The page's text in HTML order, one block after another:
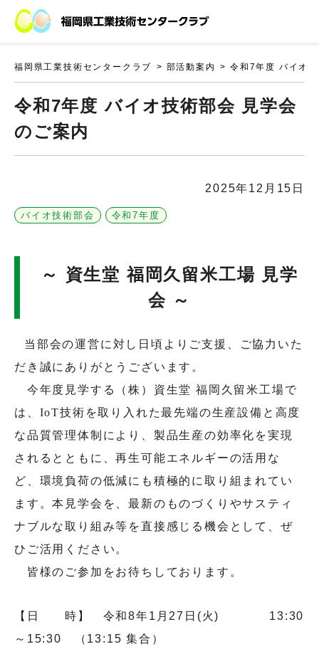
福岡県工業技術センタークラブ 部活動案内 令和7年度 バイオ
令和7年度 バイオ技術部会 見学会
のご案内
2025年12月15日
バイオ技術部会 令和7年度
～ 資生堂 福岡久留米工場 見学
会 ～
当部会の運営に対し日頃よりご支援、ご協力いた
だき誠にありがとうございます。
今年度見学する（株）資生堂 福岡久留米工場で
は、 IoT技術を取り入れた最先端の生産設備と高度
な品質管理体制により、製品生産の効率化を実現
されるとともに、再生可能エネルギーの活用な
ど、環境負荷の低減にも積極的に取り組まれてい
ます。本見学会を、最新のものづくりやサスティ
ナブルな取り組み等を直接感じる機会として、ぜ
ひご活用ください。
皆様のご参加をお待ちしております。
【日 時】 令和8年1月27日(火)
13:30
～15:30 （13:15 集合）